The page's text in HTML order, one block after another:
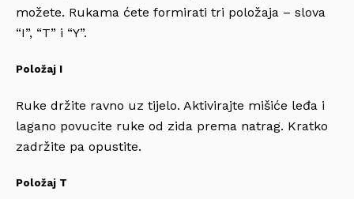
možete. Rukama ćete formirati tri položaja – slova
“I”, “T” i “Y”.
Položaj I
Ruke držite ravno uz tijelo. Aktivirajte mišiće leđa i
lagano povucite ruke od zida prema natrag. Kratko
zadržite pa opustite.
Položaj T